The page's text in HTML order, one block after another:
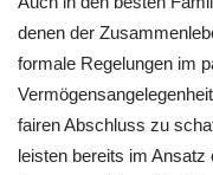
denen der
formale Regelungen im
fairen Abschluss zu
leisten bereits im